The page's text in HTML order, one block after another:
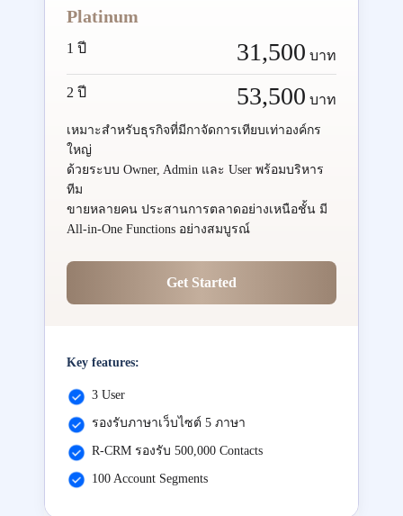
Platinum
1 ปี 31,500 บาท
2 ปี 53,500 บาท
เหมาะสำหรับธุรกิจที่มีกาจัดการเทียบเท่าองค์กร
ใหญ่
ด้วยระบบ Owner, Admin และ User พร้อมบริหาร
ทีม
ขายหลายคน ประสานการตลาดอย่างเหนือชั้น มี
All-in-One Functions อย่างสมบูรณ์
Get Started
Key features:
3 User
รองรับภาษาเว็บไซต์ 5 ภาษา
R-CRM รองรับ 500,000 Contacts
100 Account Segments